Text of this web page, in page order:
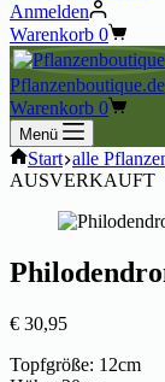
Anmelden
Warenkorb 0
Pflanzenboutique.de
Warenkorb 0
Menü
Start alle
AUSVERKAUFT
€ 30,95
Topfgröße: 12cm